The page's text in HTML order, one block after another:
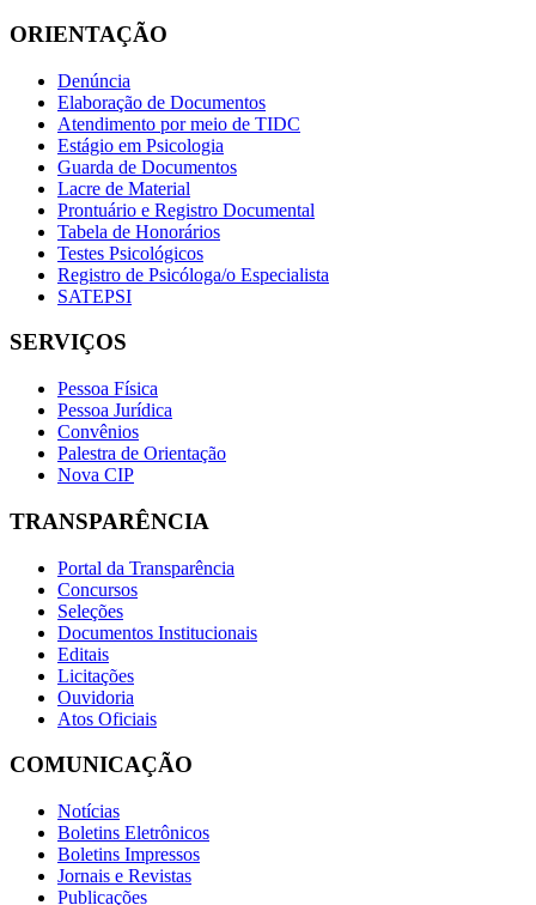
ORIENTAÇÃO
Denúncia
Elaboração de Documentos
Atendimento por meio de TIDC
Estágio em Psicologia
Guarda de Documentos
Lacre de Material
Prontuário e Registro Documental
Tabela de Honorários
Testes Psicológicos
Registro de Psicóloga/o Especialista
SATEPSI
SERVIÇOS
Pessoa Física
Pessoa Jurídica
Convênios
Palestra de Orientação
Nova CIP
TRANSPARÊNCIA
Portal da Transparência
Concursos
Seleções
Documentos Institucionais
Editais
Licitações
Ouvidoria
Atos Oficiais
COMUNICAÇÃO
Notícias
Boletins Eletrônicos
Boletins Impressos
Jornais e Revistas
Publicações